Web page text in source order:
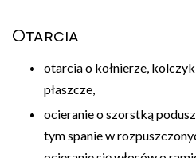
Otarcia
otarcia o kołnierze,
płaszcze,
ocieranie o szorstką
tym spanie w